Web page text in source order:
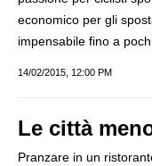
economico per gli
impensabile fino a
14/02/2015, 12:00 PM
Le città
Pranzare in un